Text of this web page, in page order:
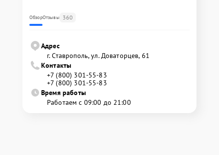
ОбзорОтзывы 360
Адрес
г. Ставрополь, ул. Доваторцев, 61
Контакты
+7 (800) 301-55-83
+7 (800) 301-55-83
Время работы
Работаем с 09:00 до 21:00